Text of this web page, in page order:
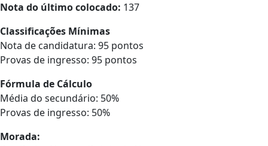
Nota do último colocado: 137
Classificações Mínimas
Nota de candidatura: 95 pontos
Provas de ingresso: 95 pontos
Fórmula de Cálculo
Média do secundário: 50%
Provas de ingresso: 50%
Morada: